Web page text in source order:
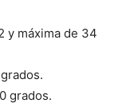
y máxima de 34
grados.